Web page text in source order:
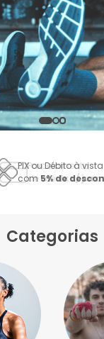
PIX ou Débito à vista
com5% de
Categorias